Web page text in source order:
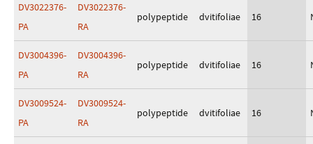
DV3022376-
PA
DV3022376-
RA
polypeptide dvitifoliae 16
DV3004396-
PA
DV3004396-
RA
polypeptide dvitifoliae 16
DV3009524-
PA
DV3009524-
RA
polypeptide dvitifoliae 16